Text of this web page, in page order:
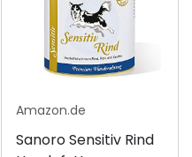
Amazon.de
Sanoro Sensitiv Rind